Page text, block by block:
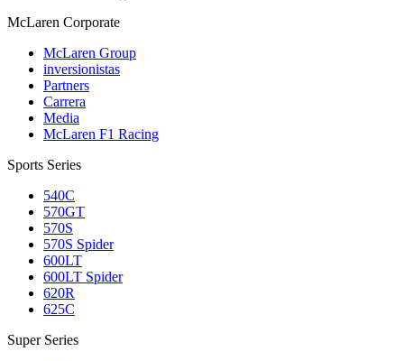
McLaren Corporate
McLaren Group
inversionistas
Partners
Carrera
Media
McLaren F1 Racing
Sports Series
540C
570GT
570S
570S Spider
600LT
600LT Spider
620R
625C
Super Series